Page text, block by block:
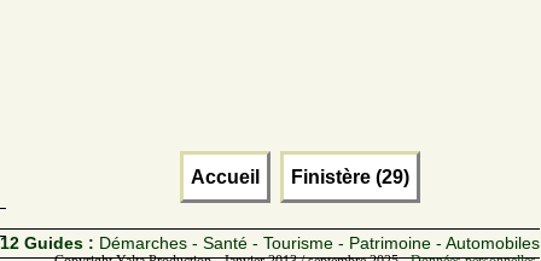
Accueil Finistère (29)
12 Guides : Démarches - Santé - Tourisme - Patrimoine - Automobiles